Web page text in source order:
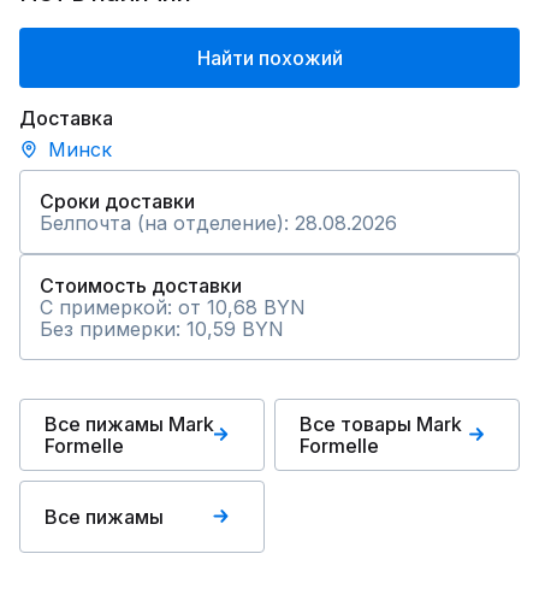
Найти похожий
Доставка
Минск
Сроки доставки
Белпочта (на отделение): 28.08.2026
Стоимость доставки
С примеркой: от 10,68 BYN
Без примерки: 10,59 BYN
Все пижамы Mark
Formelle
Все товары Mark
Formelle
Все пижамы